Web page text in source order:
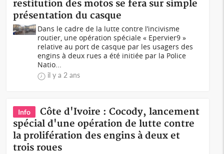
restitution des motos se fera sur simple
présentation du casque
Dans le cadre de la lutte contre l’incivisme
routier, une opération spéciale « Epervier9 »
relative au port de casque par les usagers des
engins à deux rues a été initiée par la Police
Natio...
il y a 2 ans
Info
Côte d'Ivoire : Cocody, lancement
spécial d'une opération de lutte contre
la prolifération des engins à deux et
trois roues